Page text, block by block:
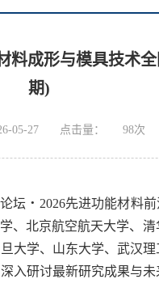
料成形与模具技术
期)
05-27 点击量： 98次
坛 · 2026先进功能材料
、北京航空航天大学、
大学、山东大学、武汉
入研讨最新研究成果与